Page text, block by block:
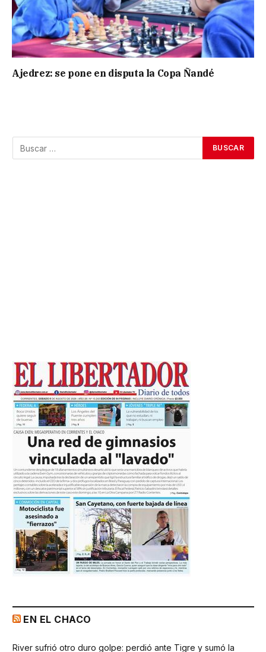
Ajedrez: se pone en disputa la Copa Ñandé
EN EL CHACO
River sufrió otro duro golpe: perdió ante Tigre y sumó la